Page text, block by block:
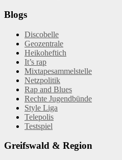
Blogs
Discobelle
Geozentrale
Heikoheftich
It’s rap
Mixtapesammelstelle
Netzpolitik
Rap and Blues
Rechte Jugendbünde
Style Liga
Telepolis
Testspiel
Greifswald & Region